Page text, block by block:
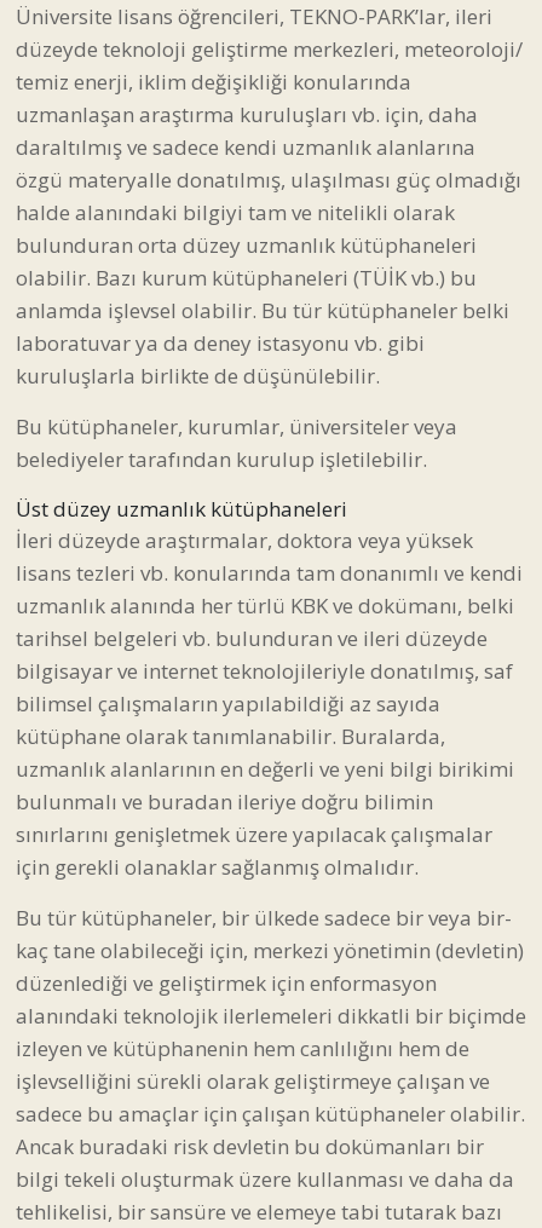
Üniversite lisans öğrencileri, TEKNO-PARK’lar, ileri
düzeyde teknoloji geliştirme merkezleri, meteoroloji/
temiz enerji, iklim değişikliği konularında
uzmanlaşan araştırma kuruluşları vb. için, daha
daraltılmış ve sadece kendi uzmanlık alanlarına
özgü materyalle donatılmış, ulaşılması güç olmadığı
halde alanındaki bilgiyi tam ve nitelikli olarak
bulunduran orta düzey uzmanlık kütüphaneleri
olabilir. Bazı kurum kütüphaneleri (TÜİK vb.) bu
anlamda işlevsel olabilir. Bu tür kütüphaneler belki
laboratuvar ya da deney istasyonu vb. gibi
kuruluşlarla birlikte de düşünülebilir.
Bu kütüphaneler, kurumlar, üniversiteler veya
belediyeler tarafından kurulup işletilebilir.
Üst düzey uzmanlık kütüphaneleri
İleri düzeyde araştırmalar, doktora veya yüksek
lisans tezleri vb. konularında tam donanımlı ve kendi
uzmanlık alanında her türlü KBK ve dokümanı, belki
tarihsel belgeleri vb. bulunduran ve ileri düzeyde
bilgisayar ve internet teknolojileriyle donatılmış, saf
bilimsel çalışmaların yapılabildiği az sayıda
kütüphane olarak tanımlanabilir. Buralarda,
uzmanlık alanlarının en değerli ve yeni bilgi birikimi
bulunmalı ve buradan ileriye doğru bilimin
sınırlarını genişletmek üzere yapılacak çalışmalar
için gerekli olanaklar sağlanmış olmalıdır.
Bu tür kütüphaneler, bir ülkede sadece bir veya bir-
kaç tane olabileceği için, merkezi yönetimin (devletin)
düzenlediği ve geliştirmek için enformasyon
alanındaki teknolojik ilerlemeleri dikkatli bir biçimde
izleyen ve kütüphanenin hem canlılığını hem de
işlevselliğini sürekli olarak geliştirmeye çalışan ve
sadece bu amaçlar için çalışan kütüphaneler olabilir.
Ancak buradaki risk devletin bu dokümanları bir
bilgi tekeli oluşturmak üzere kullanması ve daha da
tehlikelisi, bir sansüre ve elemeye tabi tutarak bazı